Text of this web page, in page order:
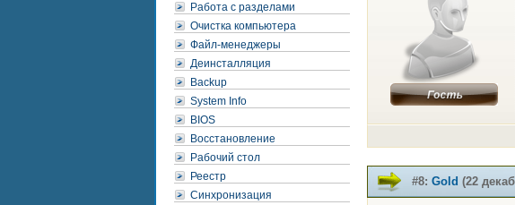
Работа с разделами
Очистка компьютера
Файл-менеджеры
Деинсталляция
Backup
System Info
BIOS
Восстановление
Рабочий стол
Реестр
Синхронизация
#8: Gold (22